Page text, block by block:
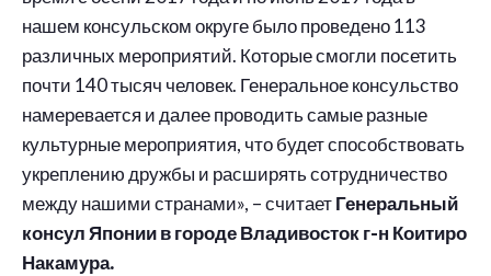
нашем консульском округе было проведено 113
различных мероприятий. Которые смогли посетить
почти 140 тысяч человек. Генеральное консульство
намеревается и далее проводить самые разные
культурные мероприятия, что будет способствовать
укреплению дружбы и расширять сотрудничество
между нашими странами», – считаетГенеральный
консул Японии в городе Владивосток г-н Коитиро
Накамура.